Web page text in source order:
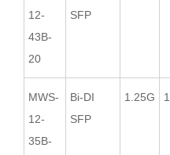
12-
43B-
20
SFP
MWS-
12-
35B-
Bi-DI
SFP
1.25G